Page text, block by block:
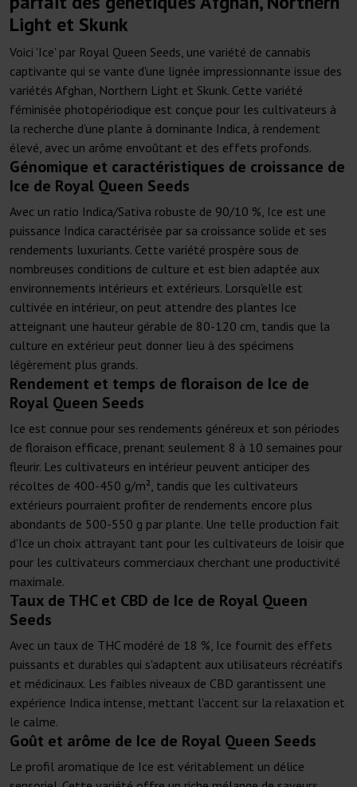
Light et Skunk
Voici 'Ice' par Royal Queen Seeds, une variété de cannabis
captivante qui se vante d'une lignée impressionnante issue des
variétés Afghan, Northern Light et Skunk. Cette variété
féminisée photopériodique est conçue pour les cultivateurs à
la recherche d'une plante à dominante Indica, à rendement
élevé, avec un arôme envoûtant et des effets profonds.
Génomique et caractéristiques de croissance de
Ice de Royal Queen Seeds
Avec un ratio Indica/Sativa robuste de 90/10 %, Ice est une
puissance Indica caractérisée par sa croissance solide et ses
rendements luxuriants. Cette variété prospère sous de
nombreuses conditions de culture et est bien adaptée aux
environnements intérieurs et extérieurs. Lorsqu'elle est
cultivée en intérieur, on peut attendre des plantes Ice
atteignant une hauteur gérable de 80-120 cm, tandis que la
culture en extérieur peut donner lieu à des spécimens
légèrement plus grands.
Rendement et temps de floraison de Ice de
Royal Queen Seeds
Ice est connue pour ses rendements généreux et son périodes
de floraison efficace, prenant seulement 8 à 10 semaines pour
fleurir. Les cultivateurs en intérieur peuvent anticiper des
récoltes de 400-450 g/m², tandis que les cultivateurs
extérieurs pourraient profiter de rendements encore plus
abondants de 500-550 g par plante. Une telle production fait
d'Ice un choix attrayant tant pour les cultivateurs de loisir que
pour les cultivateurs commerciaux cherchant une productivité
maximale.
Taux de THC et CBD de Ice de Royal Queen
Seeds
Avec un taux de THC modéré de 18 %, Ice fournit des effets
puissants et durables qui s'adaptent aux utilisateurs récréatifs
et médicinaux. Les faibles niveaux de CBD garantissent une
expérience Indica intense, mettant l'accent sur la relaxation et
le calme.
Goût et arôme de Ice de Royal Queen Seeds
Le profil aromatique de Ice est véritablement un délice